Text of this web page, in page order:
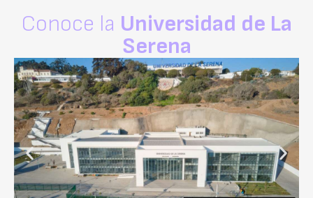
Conoce la Universidad de La
Serena